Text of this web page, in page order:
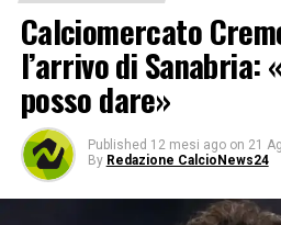
Calciomercato
l’arrivo di Sanabria:
posso dare»
Published 12 mesi ago on 21
By Redazione CalcioNews24